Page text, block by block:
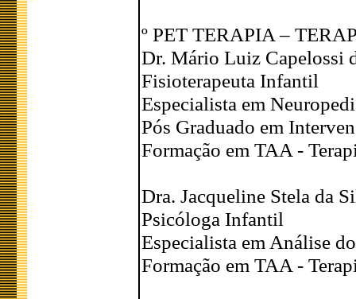
º PET TERAPIA –
Dr. Mário Luiz Capelossi
Fisioterapeuta Infantil
Especialista em
Pós Graduado em
Formação em TAA -
Dra. Jacqueline Stela da
Psicóloga Infantil
Especialista em Análise
Formação em TAA -